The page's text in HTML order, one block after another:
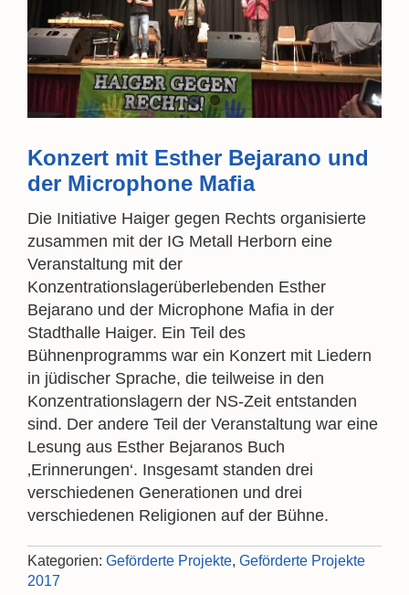
Konzert mit Esther Bejarano und
der Microphone Mafia
Die Initiative Haiger gegen Rechts organisierte
zusammen mit der IG Metall Herborn eine
Veranstaltung mit der
Konzentrationslagerüberlebenden Esther
Bejarano und der Microphone Mafia in der
Stadthalle Haiger. Ein Teil des
Bühnenprogramms war ein Konzert mit Liedern
in jüdischer Sprache, die teilweise in den
Konzentrationslagern der NS-Zeit entstanden
sind. Der andere Teil der Veranstaltung war eine
Lesung aus Esther Bejaranos Buch
‚Erinnerungen‘. Insgesamt standen drei
verschiedenen Generationen und drei
verschiedenen Religionen auf der Bühne.
Kategorien: Geförderte Projekte, Geförderte Projekte
2017